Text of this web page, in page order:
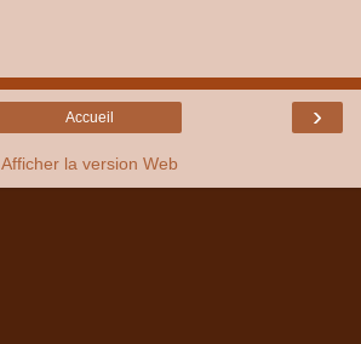
›
Accueil
Afficher la version Web